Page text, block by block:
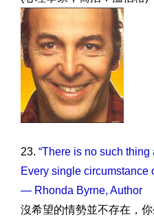
23. “There is no such
Every single circumstance
— Rhonda Byrne, Author
沒希望的情勢並不存在，